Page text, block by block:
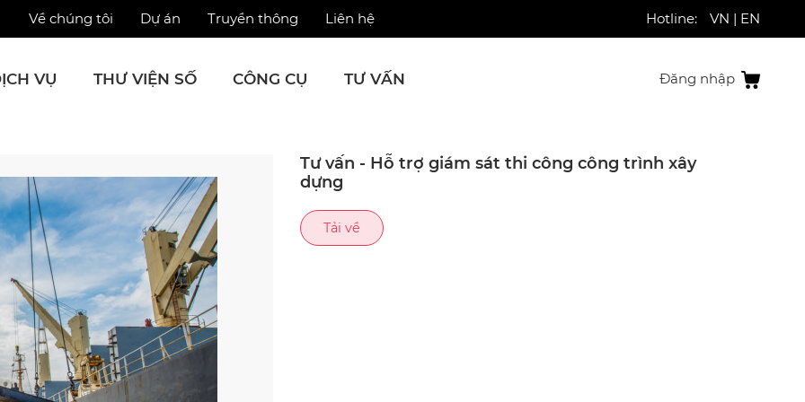
Về chúng tôi Dự án Truyền thông Liên hệ Hotline: VN | EN
VỤ THƯ VIỆN SỐ CÔNG CỤ TƯ VẤN Đăng nhập
Tư vấn - Hỗ trợ giám sát thi công công trình xây
dựng
Tải về